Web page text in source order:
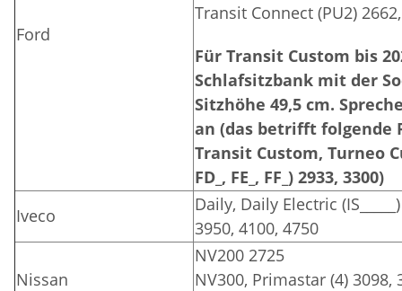
Ford
Transit Connect (PU2)
Für Transit Custom bis
Schlafsitzbank mit der
Sitzhöhe 49,5 cm.
an (das betrifft folgende
Transit Custom, Turneo
FD_, FE_, FF_) 2933, 3300)
Iveco
Daily, Daily Electric
3950, 4100, 4750
Nissan
NV200 2725
NV300, Primastar (4) 3098,